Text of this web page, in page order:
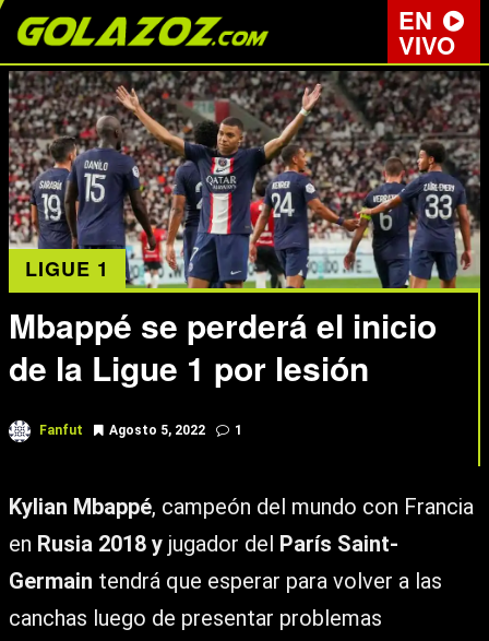
EN
VIVO
LIGUE 1
Mbappé se perderá el inicio
de la Ligue 1 por lesión
Fanfut Agosto 5, 2022 1
Kylian Mbappé, campeón del mundo con Francia
en Rusia 2018 y jugador del París Saint-
Germain tendrá que esperar para volver a las
canchas luego de presentar problemas